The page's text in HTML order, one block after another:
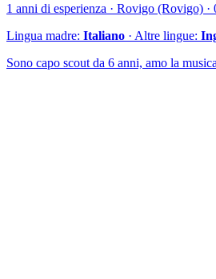
1 anni di esperienza · Rovigo (Rovigo)
Lingua madre: Italiano · Altre lingue:
Sono capo scout da 6 anni, amo la